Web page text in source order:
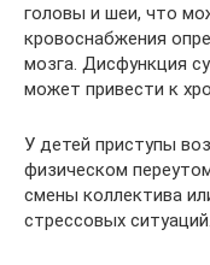
головы и шеи, что
кровоснабжения
мозга. Дисфункция
может привести к
У детей приступы
физическом
смены коллектива
стрессовых ситуаций.